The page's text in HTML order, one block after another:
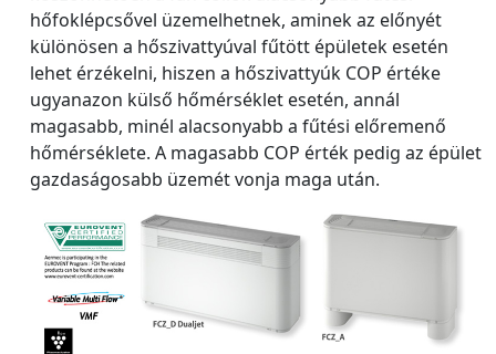
hőfoklépcsővel üzemelhetnek, aminek az előnyét
különösen a hőszivattyúval fűtött épületek esetén
lehet érzékelni, hiszen a hőszivattyúk COP értéke
ugyanazon külső hőmérséklet esetén, annál
magasabb, minél alacsonyabb a fűtési előremenő
hőmérséklete. A magasabb COP érték pedig az épület
gazdaságosabb üzemét vonja maga után.